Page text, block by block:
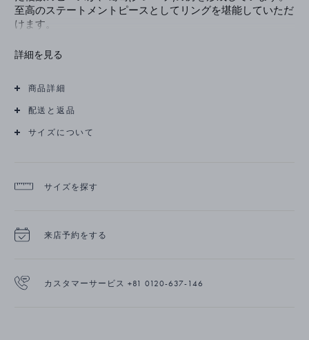
至高のステートメントピースとしてリングを堪能していただ
けます。
葡萄(グレープ)の房のデザインは、20世紀初期にジョージ ジ
ーなムーンライドグレープ(MOONLIGHT GRAPES)コレクショ
ンとして再定義し、ジョージ ジェンセンのジュエリーにお
詳細を見る
商品詳細
配送と返品
サイズについて
サイズを探す
来店予約をする
カスタマーサービス +81 0120-637-146